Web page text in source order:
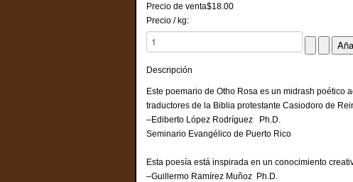
Precio de venta$18.00
Precio / kg:
Descripción
Este poemario de Otho Rosa es un midrash poético
traductores de la Biblia protestante Casiodoro de
–Ediberto López Rodríguez Ph.D.
Seminario Evangélico de Puerto Rico
Esta poesía está inspirada en un conocimiento
–Guillermo Ramírez Muñoz Ph.D.